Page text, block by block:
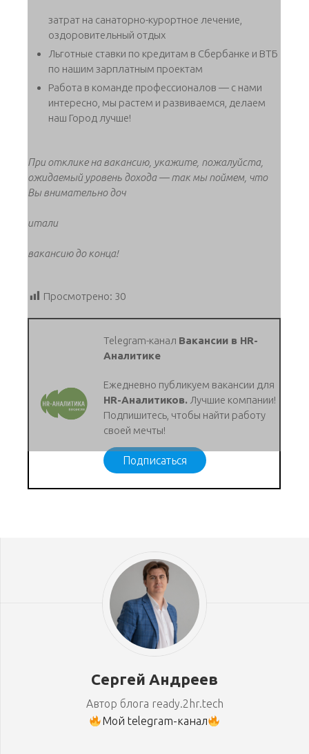
затрат на санаторно-курортное лечение,
оздоровительный отдых
Льготные ставки по кредитам в Сбербанке и ВТБ
по нашим зарплатным проектам
Работа в команде профессионалов — с нами
интересно, мы растем и развиваемся, делаем
наш Город лучше!
При отклике на вакансию, укажите, пожалуйста,
ожидаемый уровень дохода — так мы поймем, что
Вы внимательно доч
итали
вакансию до конца!
Просмотрено: 30
Telegram-канал Вакансии в HR-
Аналитике
Ежедневно публикуем вакансии для
HR-Аналитиков. Лучшие компании!
Подпишитесь, чтобы найти работу
своей мечты!
Подписаться
Сергей Андреев
Автор блога ready.2hr.tech
Мой telegram-канал